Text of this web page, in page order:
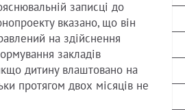
записці до
вказано, що він
на здійснення
закладів
дитину влаштовано на
протягом двох місяців не